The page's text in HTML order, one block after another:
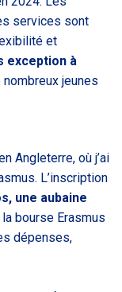
services sont
et
exception à
nombreux jeunes
Angleterre, où j’ai
L’inscription
une aubaine
la bourse Erasmus
dépenses,